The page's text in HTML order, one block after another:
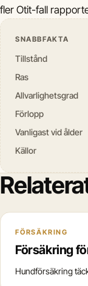
fler Otit-fall
SNABBFAKTA
Tillstånd
Ras
Allvarlighetsgrad
Förlopp
Vanligast vid ålder
Källor
FÖRSÄKRING
Försäkring
Hundförsäkring